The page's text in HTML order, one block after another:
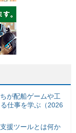
が配船ゲームや工
仕事を学ぶ（2026
援ツールとは何か